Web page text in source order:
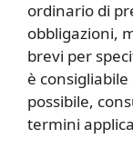
ordinario di
obbligazioni,
brevi per
è
possibile,
termini